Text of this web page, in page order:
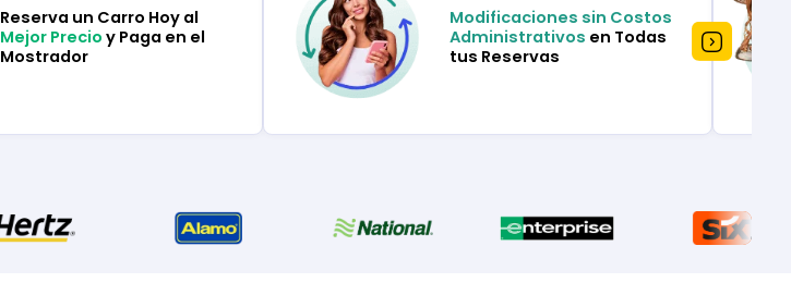
Reserva un Carro Hoy al
Mejor Precio y Paga en el
Mostrador
Modificaciones sin Costos
Administrativos en Todas
tus Reservas